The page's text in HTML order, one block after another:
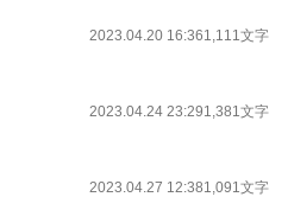
2023.04.20 16:361,111文字
2023.04.24 23:291,381文字
2023.04.27 12:381,091文字